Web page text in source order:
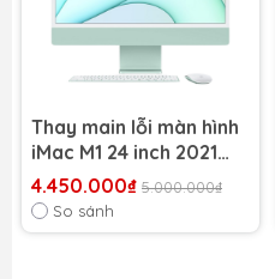
Thay main lỗi màn hình
iMac M1 24 inch 2021
A2438
4.450.000₫ 5.000.000₫
So sánh